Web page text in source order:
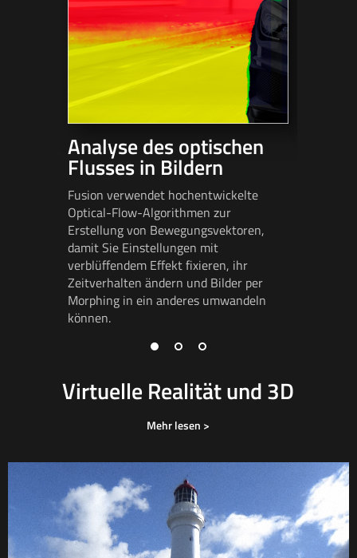
Analyse des optischen
Flusses in Bildern
Fusion verwendet hochentwickelte
Optical-Flow-Algorithmen zur
Erstellung von Bewegungsvektoren,
damit Sie Einstellungen mit
verblüffendem Effekt fixieren, ihr
Zeitverhalten ändern und Bilder per
Morphing in ein anderes umwandeln
können.
Virtuelle Realität und 3D
Mehr lesen >